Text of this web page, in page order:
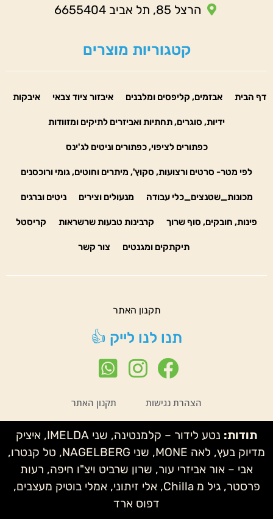
הרצל 85, תל אביב 6655404
קטגוריות מוצרים
דף הבית אבזמים, קליפסים ומלבנים איבזור ציוד צבאי איבקות
ידיות, סוגרים, תחתיות ואביזרים לתיקים ומזוודות
כפתורים לציפוי, כפתורים וניטים לג'ינס
לפי מטר- סרטים ורצועות, סקוץ', מיתרים וחוטים, גומי ורוכסנים
מכונות_שטנצים_כלי עבודה מנעולים וצירים ניטים וברגים
פינות, חובקים, סוף שרוך קרבינות טבעות שרשראות קריסטל
תיקתקים ומגנטים צור קשר
תקנון האתר
תנו לנו לייק 👍
הצהרת נגישות תקנון האתר
תודות:
נטע לידור – קלמנטינה, שני IMELDA, איציק
מדיוק בעץ, לאה MONE, שני NAGELBERG, טל קנטרו,
אבי – אור אביזרי עור, שרון שרביט ויצ"ו חיפה, רעות
פרסטר, גיל מ Chilla, אלי זיתוני, אמלי בוטיק מעצבים,
דפוס ארד